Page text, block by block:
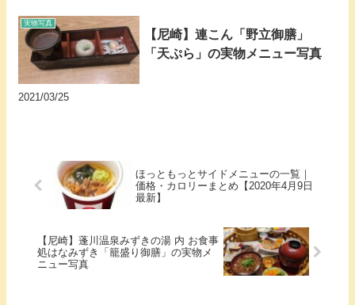
実物写真
【尼崎】連こん「野立御膳」
「天ぷら」の実物メニュー写真
2021/03/25
ほっともっとサイドメニューの一覧｜
価格・カロリーまとめ【2020年4月9日
最新】
【尼崎】蓬川温泉みずきの湯 内 お食事
処はなみずき「籠盛り御膳」の実物メ
ニュー写真